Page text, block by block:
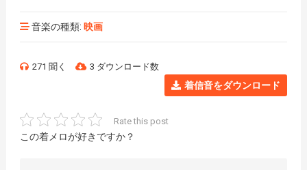
音楽の種類: 映画
271 聞く 3 ダウンロード数
着信音をダウンロード
Rate this post
この着メロが好きですか？